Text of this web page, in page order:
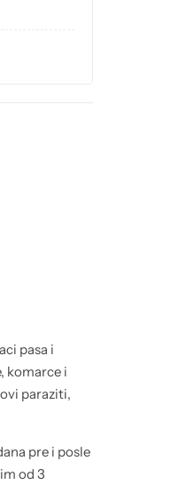
pasa i
komarce i
paraziti,
pre i posle
od 3